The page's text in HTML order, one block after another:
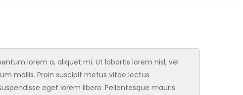
lorem a, aliquet mi. Ut lobortis lorem nisl, vel
mollis. Proin suscipit metus vitae lectus
eget lorem libero. Pellentesque mauris